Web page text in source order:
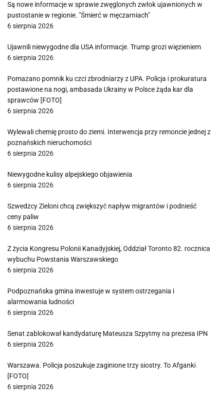
Są nowe informacje w sprawie zwęglonych zwłok ujawnionych w
pustostanie w regionie. "Śmierć w męczarniach"
6 sierpnia 2026
Ujawnili niewygodne dla USA informacje. Trump grozi więzieniem
6 sierpnia 2026
Pomazano pomnik ku czci zbrodniarzy z UPA. Policja i prokuratura
postawione na nogi, ambasada Ukrainy w Polsce żąda kar dla
sprawców [FOTO]
6 sierpnia 2026
Wylewali chemię prosto do ziemi. Interwencja przy remoncie jednej z
poznańskich nieruchomości
6 sierpnia 2026
Niewygodne kulisy alpejskiego objawienia
6 sierpnia 2026
Szwedzcy Zieloni chcą zwiększyć napływ migrantów i podnieść
ceny paliw
6 sierpnia 2026
Z życia Kongresu Polonii Kanadyjskiej, Oddział Toronto 82. rocznica
wybuchu Powstania Warszawskiego
6 sierpnia 2026
Podpoznańska gmina inwestuje w system ostrzegania i
alarmowania ludności
6 sierpnia 2026
Senat zablokował kandydaturę Mateusza Szpytmy na prezesa IPN
6 sierpnia 2026
Warszawa. Policja poszukuje zaginione trzy siostry. To Afganki
[FOTO]
6 sierpnia 2026